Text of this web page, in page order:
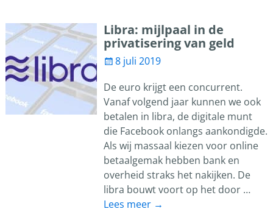
Libra: mijlpaal in de
privatisering van geld
8 juli 2019
De euro krijgt een concurrent.
Vanaf volgend jaar kunnen we ook
betalen in libra, de digitale munt
die Facebook onlangs aankondigde.
Als wij massaal kiezen voor online
betaalgemak hebben bank en
overheid straks het nakijken. De
libra bouwt voort op het door …
Lees meer →